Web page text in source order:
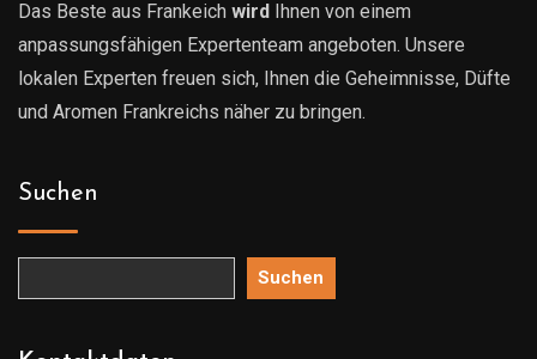
Das Beste aus Frankeich wird Ihnen von einem
anpassungsfähigen Expertenteam angeboten. Unsere
lokalen Experten freuen sich, Ihnen die Geheimnisse, Düfte
und Aromen Frankreichs näher zu bringen.
Suchen
Suchen